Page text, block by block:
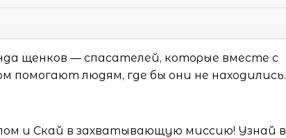
щенков — спасателей, которые вместе с
помогают людям, где бы они не находились.
и Скай в захватывающую миссию! Узнай в